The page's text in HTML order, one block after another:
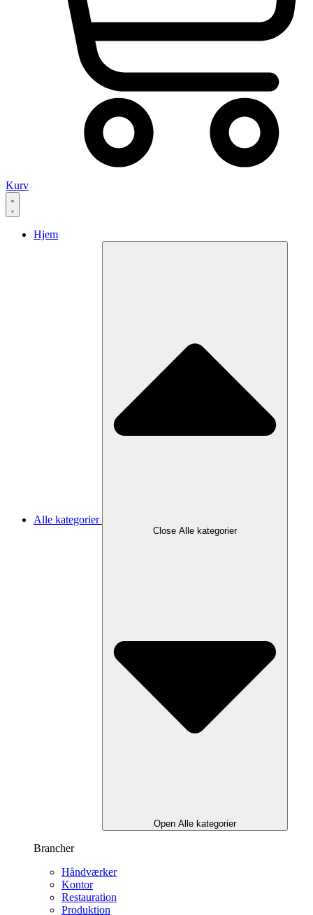
Kurv
Hjem
Alle kategorier
Close Alle kategorier
Open Alle kategorier
Brancher
Håndværker
Kontor
Restauration
Produktion